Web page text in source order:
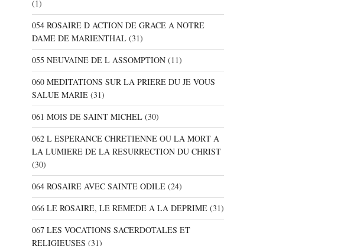
(1)
054 ROSAIRE D ACTION DE GRACE A NOTRE
DAME DE MARIENTHAL(31)
055 NEUVAINE DE L ASSOMPTION(11)
060 MEDITATIONS SUR LA PRIERE DU JE VOUS
SALUE MARIE(31)
061 MOIS DE SAINT MICHEL(30)
062 L ESPERANCE CHRETIENNE OU LA MORT A
LA LUMIERE DE LA RESURRECTION DU CHRIST
(30)
064 ROSAIRE AVEC SAINTE ODILE(24)
066 LE ROSAIRE, LE REMEDE A LA DEPRIME(31)
067 LES VOCATIONS SACERDOTALES ET
RELIGIEUSES (31)